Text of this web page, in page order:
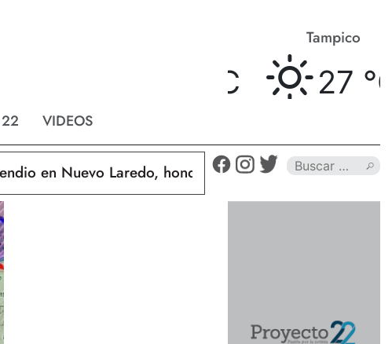
22 VIDEOS
Tampico
27 °C
en Nuevo Laredo, hondureño muere calcinado